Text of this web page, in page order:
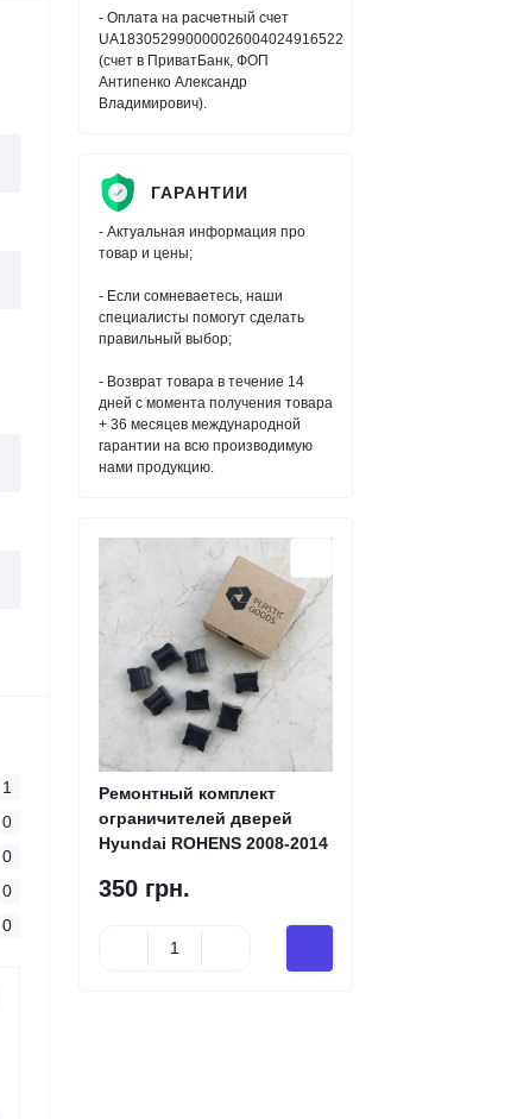
1
0
0
0
0
- Оплата на расчетный счет
UA183052990000026004024916522
(счет в ПриватБанк, ФОП
Антипенко Александр
Владимирович).
ГАРАНТИИ
- Актуальная информация про
товар и цены;
- Если сомневаетесь, наши
специалисты помогут сделать
правильный выбор;
- Возврат товара в течение 14
дней с момента получения товара
+ 36 месяцев международной
гарантии на всю производимую
нами продукцию.
Ремонтный комплект
ограничителей дверей
Hyundai ROHENS 2008-2014
350 грн.